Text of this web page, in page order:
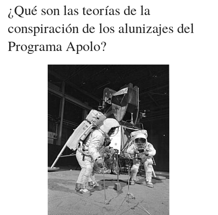
¿Qué son las teorías de la
conspiración de los alunizajes del
Programa Apolo?